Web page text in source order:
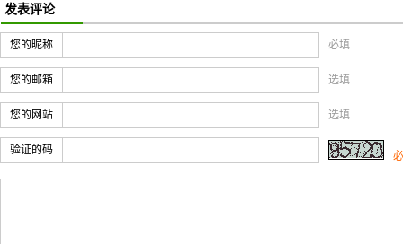
发表评论
您的昵称 必填
您的邮箱 选填
您的网站 选填
验证的码